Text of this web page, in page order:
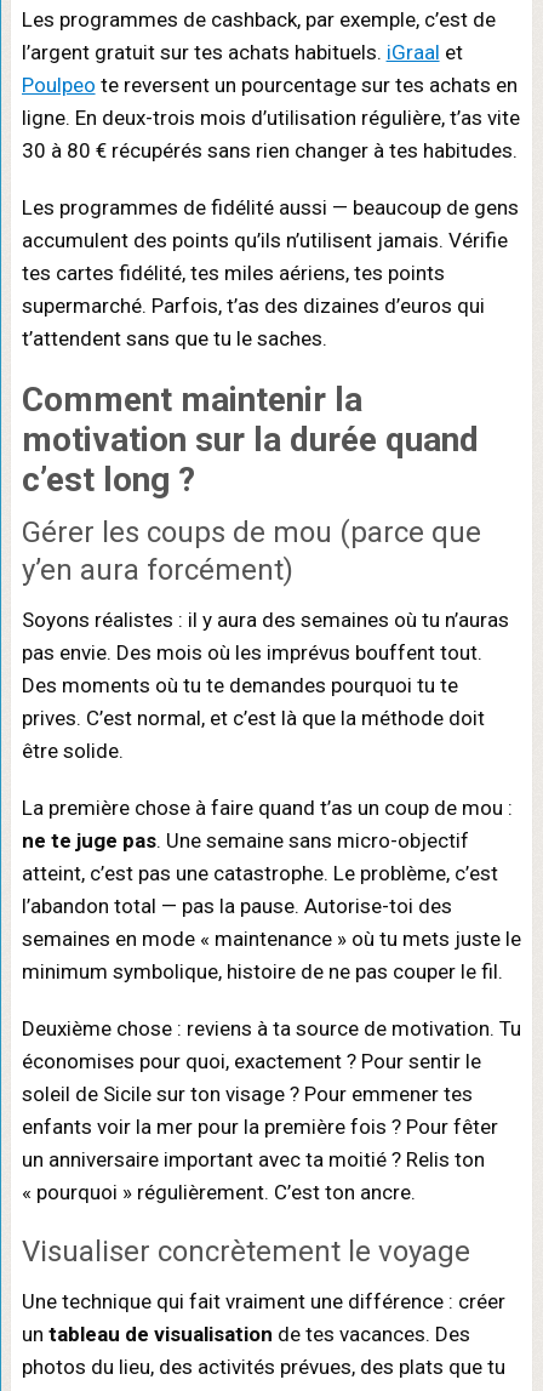
Les programmes de cashback, par exemple, c’est de
l’argent gratuit sur tes achats habituels. iGraal et
Poulpeo te reversent un pourcentage sur tes achats en
ligne. En deux-trois mois d’utilisation régulière, t’as vite
30 à 80 € récupérés sans rien changer à tes habitudes.
Les programmes de fidélité aussi — beaucoup de gens
accumulent des points qu’ils n’utilisent jamais. Vérifie
tes cartes fidélité, tes miles aériens, tes points
supermarché. Parfois, t’as des dizaines d’euros qui
t’attendent sans que tu le saches.
Comment maintenir la
motivation sur la durée quand
c’est long ?
Gérer les coups de mou (parce que
y’en aura forcément)
Soyons réalistes : il y aura des semaines où tu n’auras
pas envie. Des mois où les imprévus bouffent tout.
Des moments où tu te demandes pourquoi tu te
prives. C’est normal, et c’est là que la méthode doit
être solide.
La première chose à faire quand t’as un coup de mou :
ne te juge pas. Une semaine sans micro-objectif
atteint, c’est pas une catastrophe. Le problème, c’est
l’abandon total — pas la pause. Autorise-toi des
semaines en mode « maintenance » où tu mets juste le
minimum symbolique, histoire de ne pas couper le fil.
Deuxième chose : reviens à ta source de motivation. Tu
économises pour quoi, exactement ? Pour sentir le
soleil de Sicile sur ton visage ? Pour emmener tes
enfants voir la mer pour la première fois ? Pour fêter
un anniversaire important avec ta moitié ? Relis ton
« pourquoi » régulièrement. C’est ton ancre.
Visualiser concrètement le voyage
Une technique qui fait vraiment une différence : créer
un tableau de visualisation de tes vacances. Des
photos du lieu, des activités prévues, des plats que tu